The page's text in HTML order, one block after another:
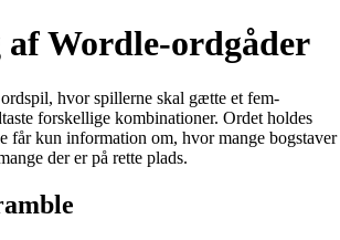
af Wordle-ordgåder
hvor spillerne skal gætte et fem-
forskellige kombinationer. Ordet holdes
får kun information om, hvor mange bogstaver
der er på rette plads.